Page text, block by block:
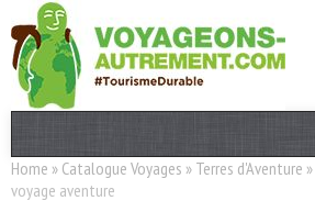
Actualités
Home » Catalogue Voyages » Terres d'Aventure »
voyage aventure